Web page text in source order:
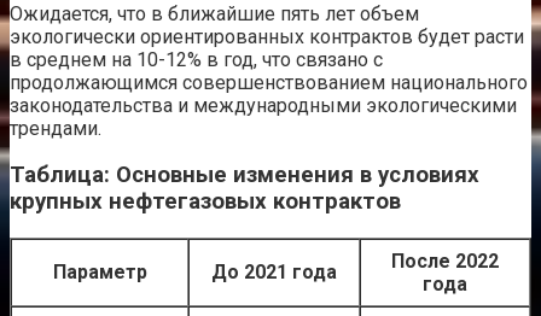
Ожидается, что в ближайшие пять лет объем
экологически ориентированных контрактов будет расти
в среднем на 10-12% в год, что связано с
продолжающимся совершенствованием национального
законодательства и международными экологическими
трендами.
Таблица: Основные изменения в условиях
крупных нефтегазовых контрактов
Параметр До 2021 года
После 2022
года